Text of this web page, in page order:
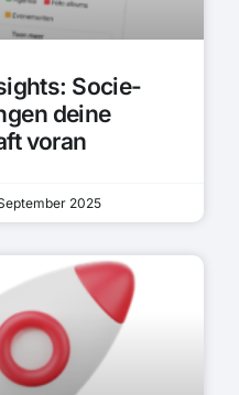
Socie-
deine
voran
2025